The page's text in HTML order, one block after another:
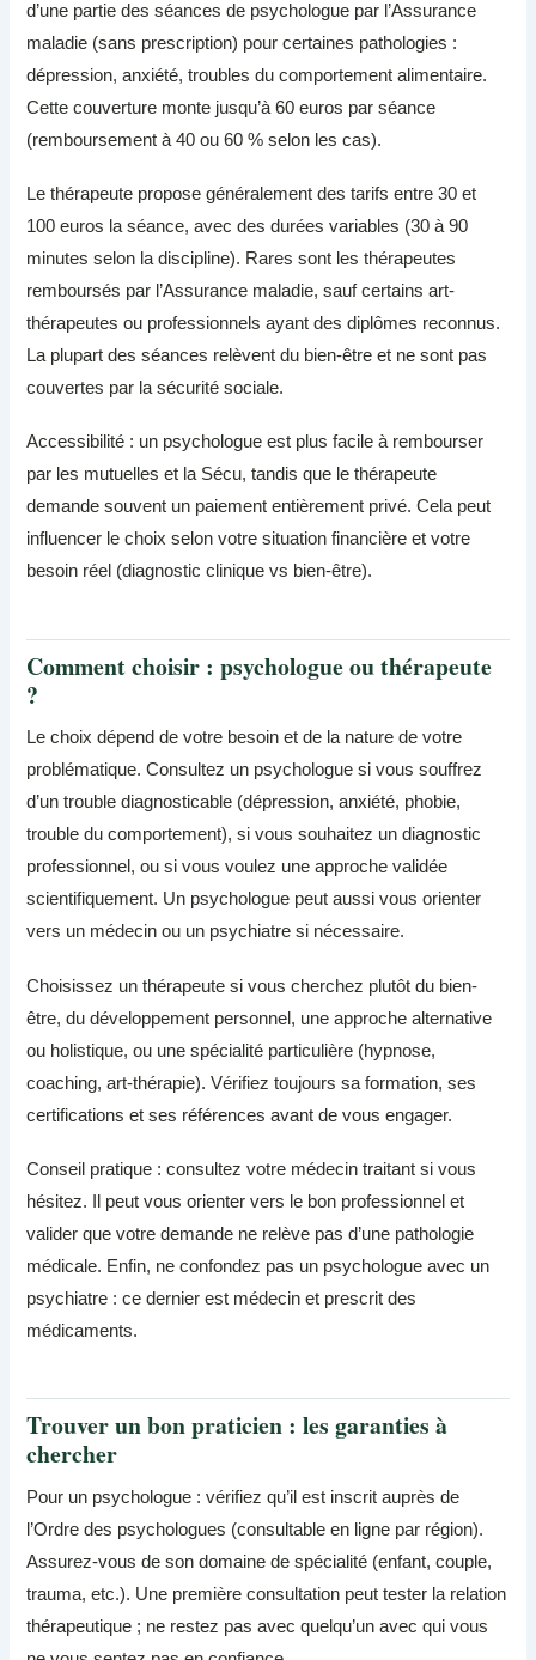
d’une partie des séances de psychologue par l’Assurance
maladie (sans prescription) pour certaines pathologies :
dépression, anxiété, troubles du comportement alimentaire.
Cette couverture monte jusqu’à 60 euros par séance
(remboursement à 40 ou 60 % selon les cas).
Le thérapeute propose généralement des tarifs entre 30 et
100 euros la séance, avec des durées variables (30 à 90
minutes selon la discipline). Rares sont les thérapeutes
remboursés par l’Assurance maladie, sauf certains art-
thérapeutes ou professionnels ayant des diplômes reconnus.
La plupart des séances relèvent du bien-être et ne sont pas
couvertes par la sécurité sociale.
Accessibilité : un psychologue est plus facile à rembourser
par les mutuelles et la Sécu, tandis que le thérapeute
demande souvent un paiement entièrement privé. Cela peut
influencer le choix selon votre situation financière et votre
besoin réel (diagnostic clinique vs bien-être).
Comment choisir : psychologue ou thérapeute
?
Le choix dépend de votre besoin et de la nature de votre
problématique. Consultez un psychologue si vous souffrez
d’un trouble diagnosticable (dépression, anxiété, phobie,
trouble du comportement), si vous souhaitez un diagnostic
professionnel, ou si vous voulez une approche validée
scientifiquement. Un psychologue peut aussi vous orienter
vers un médecin ou un psychiatre si nécessaire.
Choisissez un thérapeute si vous cherchez plutôt du bien-
être, du développement personnel, une approche alternative
ou holistique, ou une spécialité particulière (hypnose,
coaching, art-thérapie). Vérifiez toujours sa formation, ses
certifications et ses références avant de vous engager.
Conseil pratique : consultez votre médecin traitant si vous
hésitez. Il peut vous orienter vers le bon professionnel et
valider que votre demande ne relève pas d’une pathologie
médicale. Enfin, ne confondez pas un psychologue avec un
psychiatre : ce dernier est médecin et prescrit des
médicaments.
Trouver un bon praticien : les garanties à
chercher
Pour un psychologue : vérifiez qu’il est inscrit auprès de
l’Ordre des psychologues (consultable en ligne par région).
Assurez-vous de son domaine de spécialité (enfant, couple,
trauma, etc.). Une première consultation peut tester la relation
thérapeutique ; ne restez pas avec quelqu’un avec qui vous